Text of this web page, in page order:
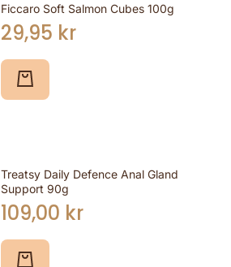
Ficcaro Soft Salmon Cubes 100g
29,95 kr
Treatsy Daily Defence Anal Gland
Support 90g
109,00 kr